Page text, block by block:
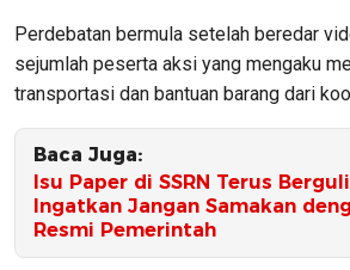
Perdebatan bermula setelah beredar
sejumlah peserta aksi yang mengaku
transportasi dan bantuan barang dari
Baca Juga:
Isu Paper di SSRN Terus
Ingatkan Jangan Samakan
Resmi Pemerintah